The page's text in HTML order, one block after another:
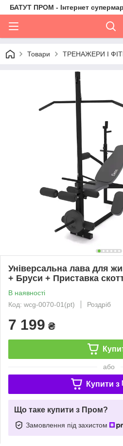
БАТУТ ПРОМ - Інтернет
Товари ТРЕНАЖЕРИ І
Універсальна лава для
+ Бруси + Приставка
В наявності
Код: wcg-0070-01(pt)
Роздріб
7 199 ₴
або
Купити з
Що таке купити з Пром?
Замовлення під захистом